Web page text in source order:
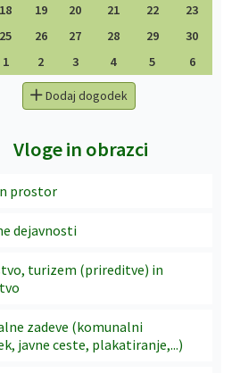
18 19 20 21 22
23
25 26 27 28 29
30
1 2 3 4 5 6
Dodaj dogodek
Vloge in obrazci
prostor
dejavnosti
turizem (prireditve) in
zadeve (komunalni
javne ceste, plakatiranje,...)